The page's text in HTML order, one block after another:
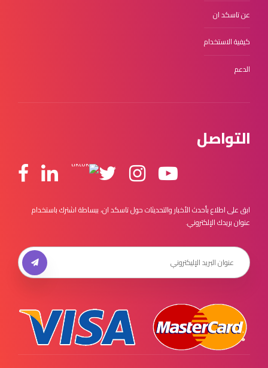
عن تاسكد ان
كيفية الاستخدام
الدعم
التواصل
ابق على اطلاع بأحدث الأخبار والتحديثات حول تاسكد ان، ببساطة اشترك باستخدام
عنوان بريدك الإلكتروني.